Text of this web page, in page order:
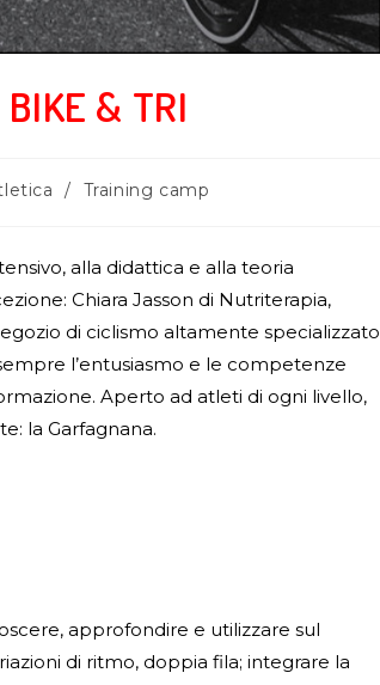
& TRI
/ Training camp
alla didattica e alla teoria
Chiara Jasson di Nutriterapia,
di ciclismo altamente specializzato
l’entusiasmo e le competenze
Aperto ad atleti di ogni livello,
la Garfagnana.
approfondire e utilizzare sul
di ritmo, doppia fila; integrare la